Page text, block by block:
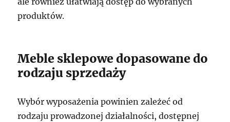
produktów.
Meble sklepowe dopasowane do
rodzaju sprzedaży
Wybór wyposażenia powinien zależeć od
rodzaju prowadzonej działalności, dostępnej